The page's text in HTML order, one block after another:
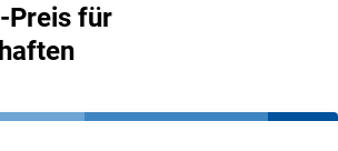
Preis für